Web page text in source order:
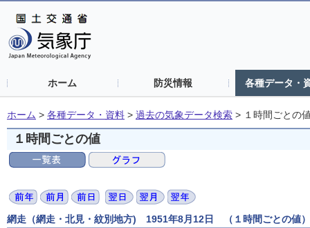
ホーム 防災情報 各種データ・
ホーム > 各種データ・資料 > 過去の気象データ検索 > １時間ごとの
１時間ごとの値
網走（網走・北見・紋別地方) 1951年8月12日 （１時間ごとの値）